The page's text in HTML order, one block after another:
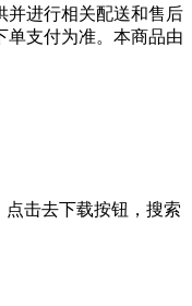
并进行相关配送和售后
单支付为准。本商品由
击去下载按钮，搜索